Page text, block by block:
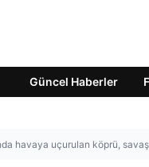
Güncel Haberler
havaya uçurulan köprü, savaş